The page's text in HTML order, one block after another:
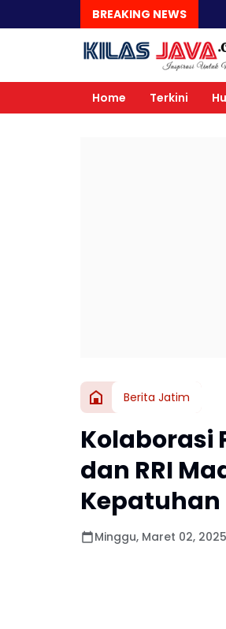
BREAKING NEWS
Home Terkini
Berita Jatim
Kolaborasi
dan RRI
Kepatuhan
Minggu, Maret 02, 2025